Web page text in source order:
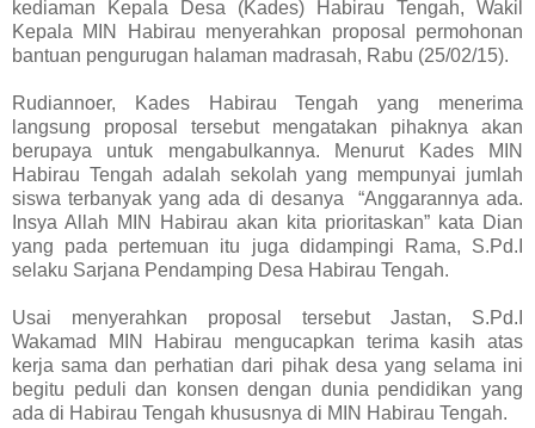
kediaman Kepala Desa (Kades) Habirau Tengah, Wakil
Kepala MIN Habirau menyerahkan proposal permohonan
bantuan pengurugan halaman madrasah, Rabu (25/02/15).
Rudiannoer, Kades Habirau Tengah yang menerima
langsung proposal tersebut mengatakan pihaknya akan
berupaya untuk mengabulkannya. Menurut Kades MIN
Habirau Tengah adalah sekolah yang mempunyai jumlah
siswa terbanyak yang ada di desanya “Anggarannya ada.
Insya Allah MIN Habirau akan kita prioritaskan” kata Dian
yang pada pertemuan itu juga didampingi Rama, S.Pd.I
selaku Sarjana Pendamping Desa Habirau Tengah.
Usai menyerahkan proposal tersebut Jastan, S.Pd.I
Wakamad MIN Habirau mengucapkan terima kasih atas
kerja sama dan perhatian dari pihak desa yang selama ini
begitu peduli dan konsen dengan dunia pendidikan yang
ada di Habirau Tengah khususnya di MIN Habirau Tengah.